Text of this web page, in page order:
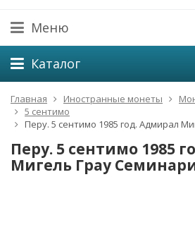
Меню
Каталог
Главная Иностранные монеты
5 сентимо
Перу. 5 сентимо 1985 год. Адмирал
Перу. 5 сентимо 1985
Мигель Грау